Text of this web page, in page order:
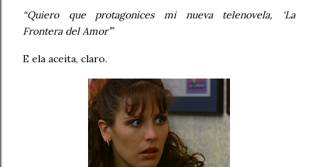
“Quiero que protagonices mi nueva telenovela, ‘La
Frontera del Amor’”
E ela aceita, claro.